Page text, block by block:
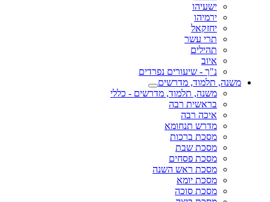
ישעיהו
ירמיהו
יחזקאל
תרי עשר
תהילים
איוב
נ"ך - שיעורים נפרדים
משנה, תלמוד, מדרשים
משנה, תלמוד, מדרשים - כללי
בראשית רבה
איכה רבה
מדרש תנחומא
מסכת ברכות
מסכת שבת
מסכת פסחים
מסכת ראש השנה
מסכת יומא
מסכת סוכה